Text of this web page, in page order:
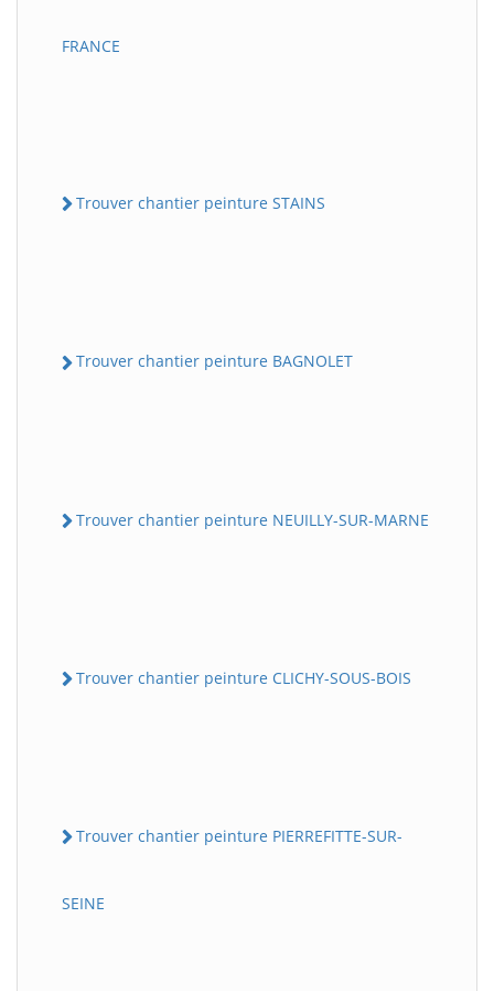
FRANCE
Trouver chantier peinture STAINS
Trouver chantier peinture BAGNOLET
Trouver chantier peinture NEUILLY-SUR-MARNE
Trouver chantier peinture CLICHY-SOUS-BOIS
Trouver chantier peinture PIERREFITTE-SUR-
SEINE